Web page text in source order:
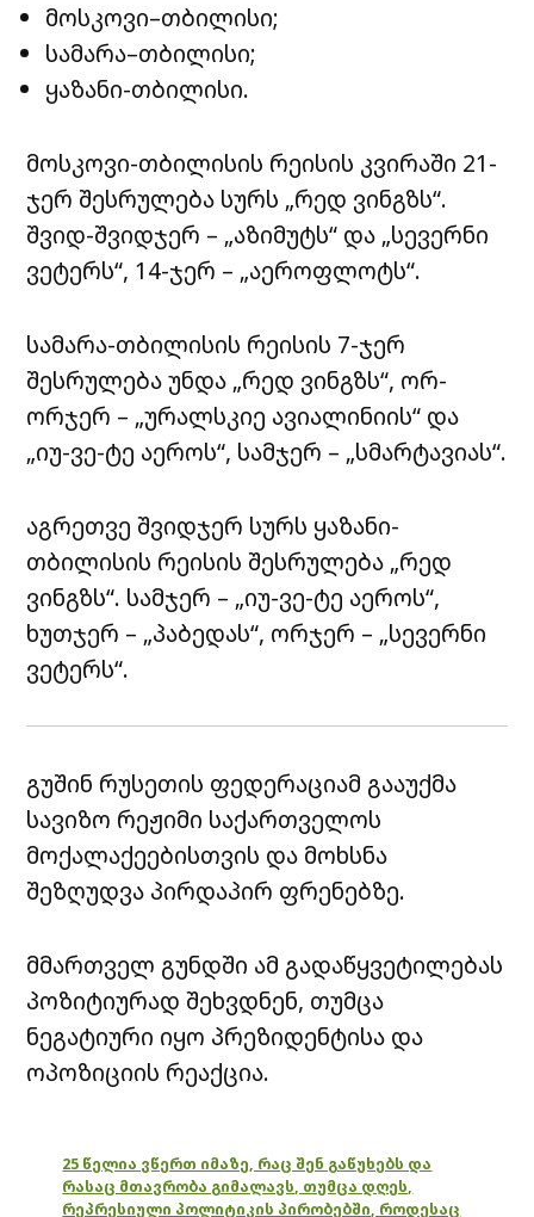
მოსკოვი–თბილისი;
სამარა–თბილისი;
ყაზანი-თბილისი.
მოსკოვი-თბილისის რეისის კვირაში 21-
ჯერ შესრულება სურს „რედ ვინგზს“.
შვიდ-შვიდჯერ – „აზიმუტს“ და „სევერნი
ვეტერს“, 14-ჯერ – „აეროფლოტს“.
სამარა-თბილისის რეისის 7-ჯერ
შესრულება უნდა „რედ ვინგზს“, ორ-
ორჯერ – „ურალსკიე ავიალინიის“ და
„იუ-ვე-ტე აეროს“, სამჯერ – „სმარტავიას“.
აგრეთვე შვიდჯერ სურს ყაზანი-
თბილისის რეისის შესრულება „რედ
ვინგზს“. სამჯერ – „იუ-ვე-ტე აეროს“,
ხუთჯერ – „პაბედას“, ორჯერ – „სევერნი
ვეტერს“.
გუშინ რუსეთის ფედერაციამ გააუქმა
სავიზო რეჟიმი საქართველოს
მოქალაქეებისთვის და მოხსნა
შეზღუდვა პირდაპირ ფრენებზე.
მმართველ გუნდში ამ გადაწყვეტილებას
პოზიტიურად შეხვდნენ, თუმცა
ნეგატიური იყო პრეზიდენტისა და
ოპოზიციის რეაქცია.
25 წელია ვწერთ იმაზე, რაც შენ გაწუხებს და
რასაც მთავრობა გიმალავს, თუმცა დღეს,
რეპრესიული პოლიტიკის პირობებში, როდესაც